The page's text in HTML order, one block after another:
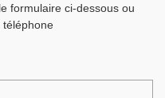
formulaire ci-dessous ou